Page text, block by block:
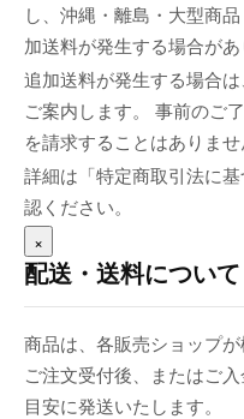
し、沖縄・離島・大型商
加送料が発生する場合があ
追加送料が発生する場合
ご案内します。 事前のご
を請求することはありませ
詳細は「特定商取引法に
認ください。
×
配送・送料について
商品は、各販売ショップが
ご注文受付後、またはご
目安に発送いたします。